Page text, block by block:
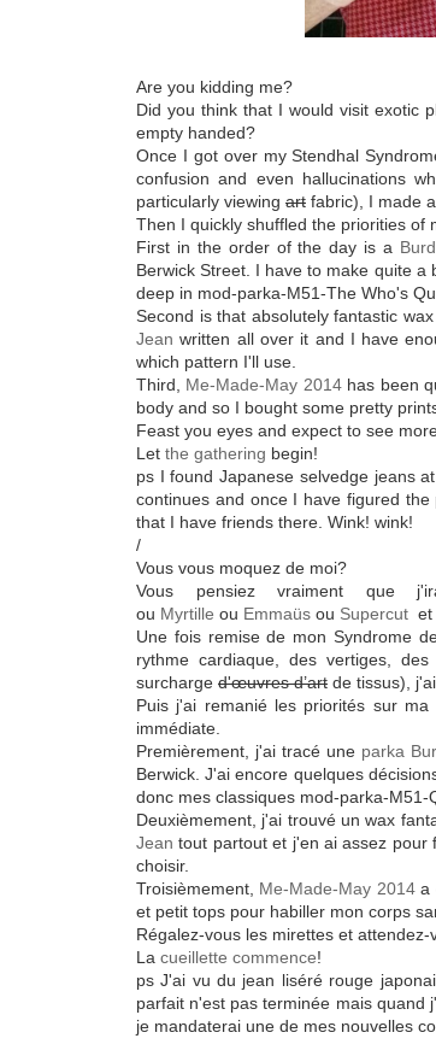
Are you kidding me?
Did you think that I would visit exotic
empty handed?
Once I got over my Stendhal
confusion and even hallucinations
particularly viewing art fabric), I made
Then I quickly shuffled the priorities
First in the order of the day is a
Berwick Street. I have to make quite
deep in mod-parka-M51-The Who's
Second is that absolutely fantastic
Jean written all over it and I have
which pattern I'll use.
Third, Me-Made-May 2014has been
body and so I bought some pretty
Feast you eyes and expect to see
Let the gathering begin!
ps I found Japanese selvedge jeans at
continues and once I have figured
that I have friends there. Wink! wink!
/
Vous vous moquez de moi?
Vous pensiez vraiment que
ou Myrtille ou Emmaüs ou Supercut et
Une fois remise de mon Syndrome
rythme cardiaque, des vertiges,
surcharge d'œuvres d’art de tissus),
Puis j'ai remanié les priorités sur
immédiate.
Premièrement, j'ai tracé une parka
Berwick. J'ai encore quelques
donc mes classiques mod-parka-M51-
Deuxièmement, j'ai trouvé un wax
Jean tout partout et j'en ai assez pour
choisir.
Troisièmement, Me-Made-May 2014a
et petit tops pour habiller mon corps
Régalez-vous les mirettes et
La cueillette commence!
ps J'ai vu du jean liséré rouge
parfait n'est pas terminée mais quand
je mandaterai une de mes nouvelles